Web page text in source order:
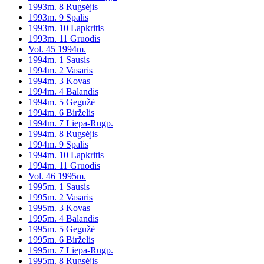
1993m. 8 Rugsėjis
1993m. 9 Spalis
1993m. 10 Lapkritis
1993m. 11 Gruodis
Vol. 45 1994m.
1994m. 1 Sausis
1994m. 2 Vasaris
1994m. 3 Kovas
1994m. 4 Balandis
1994m. 5 Gegužė
1994m. 6 Birželis
1994m. 7 Liepa-Rugp.
1994m. 8 Rugsėjis
1994m. 9 Spalis
1994m. 10 Lapkritis
1994m. 11 Gruodis
Vol. 46 1995m.
1995m. 1 Sausis
1995m. 2 Vasaris
1995m. 3 Kovas
1995m. 4 Balandis
1995m. 5 Gegužė
1995m. 6 Birželis
1995m. 7 Liepa-Rugp.
1995m. 8 Rugsėjis